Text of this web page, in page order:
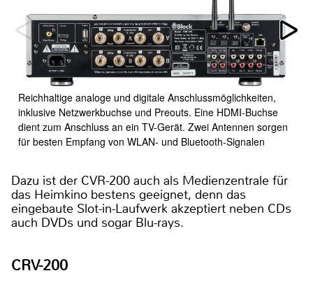
Reichhaltige analoge und digitale Anschlussmöglichkeiten,
inklusive Netzwerkbuchse und Preouts. Eine HDMI-Buchse
dient zum Anschluss an ein TV-Gerät. Zwei Antennen sorgen
für besten Empfang von WLAN- und Bluetooth-Signalen
Dazu ist der CVR-200 auch als Medienzentrale für
das Heimkino bestens geeignet, denn das
eingebaute Slot-in-Laufwerk akzeptiert neben CDs
auch DVDs und sogar Blu-rays.
CRV-200